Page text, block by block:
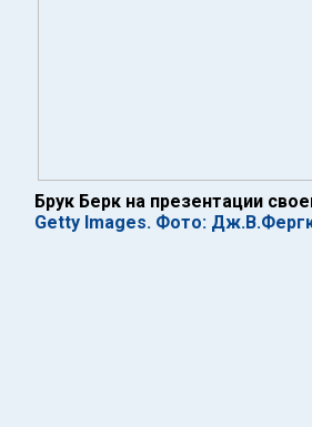
Брук Берк на презентации
Getty Images. Фото: